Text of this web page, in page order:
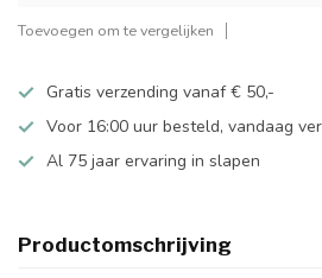
Toevoegen om te vergelijken
Gratis verzending vanaf € 50,-
Voor 16:00 uur besteld, vandaag
Al 75 jaar ervaring in slapen
Productomschrijving